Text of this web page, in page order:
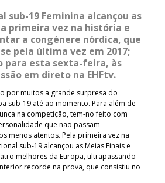
sub-19 Feminina alcançou as
primeira vez na história e
a congénere nórdica, que
pela última vez em 2017;
para esta sexta-feira, às
em direto na EHFtv.
por muitos a grande surpresa do
sub-19 até ao momento. Para além de
na competição, tem-no feito com
que não passam
menos atentos. Pela primeira vez na
sub-19 alcançou as Meias Finais e
melhores da Europa, ultrapassando
recorde na prova, que consistiu no